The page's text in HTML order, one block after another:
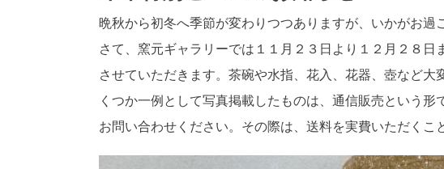
晩秋から初冬へ季節が変わりつつありますが、いかがお過
さて、窯元ギャラリーでは１１月２３日より１２月２８
させていただきます。茶碗や水指、花入、花器、壺など
くつか一例として写真掲載したものは、通信販売という
お問い合わせください。その際は、送料を実費いただくこ